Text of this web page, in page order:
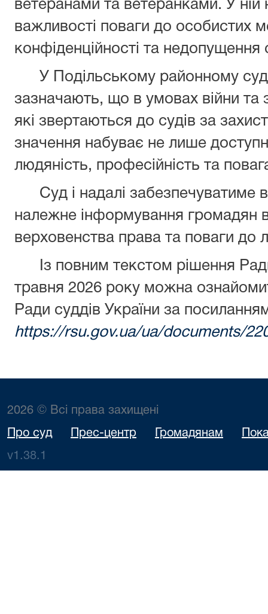
ветеранами та ветеранками. У ній
важливості поваги до особистих
конфіденційності та недопущення
У Подільському районному
зазначають, що в умовах війни та
які звертаються до судів за
значення набуває не лише
людяність, професійність та
Суд і надалі забезпечуватиме
належне інформування громадян
верховенства права та поваги до
Із повним текстом рішення
травня 2026 року можна
Ради суддів України за
https://rsu.gov.ua/ua/documents/
2026 © Всі права захищені
Про суд Прес-центр Громадянам
v1.38.1